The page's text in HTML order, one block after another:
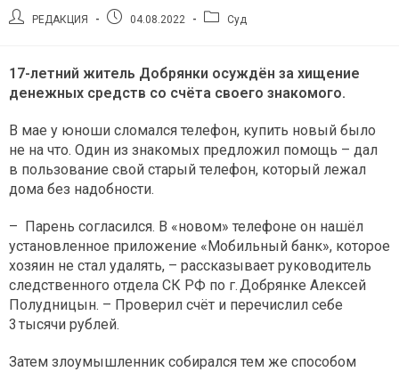
АвторРЕДАКЦИЯ
Запись04.08.2022
Рубрика
Суд
17-летний житель Добрянки осуждён за хищение
денежных средств со счёта своего знакомого.
В мае у юноши сломался телефон, купить новый было
не на что. Один из знакомых предложил помощь – дал
в пользование свой старый телефон, который лежал
дома без надобности.
– Парень согласился. В «новом» телефоне он нашёл
установленное приложение «Мобильный банк», которое
хозяин не стал удалять, – рассказывает руководитель
следственного отдела СК РФ по г. Добрянке Алексей
Полудницын. – Проверил счёт и перечислил себе
3 тысячи рублей.
Затем злоумышленник собирался тем же способом